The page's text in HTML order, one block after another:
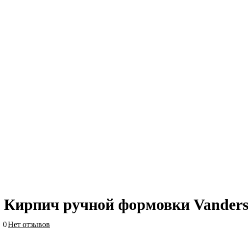
Кирпич ручной формовки
0Нет отзывов